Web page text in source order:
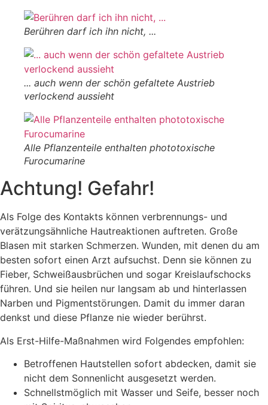
Berühren darf ich ihn nicht, ...
... auch wenn der schön gefaltete Austrieb
verlockend aussieht
Alle Pflanzenteile enthalten phototoxische
Furocumarine
Achtung! Gefahr!
Als Folge des Kontakts können verbrennungs- und
verätzungsähnliche Hautreaktionen auftreten. Große
Blasen mit starken Schmerzen. Wunden, mit denen du am
besten sofort einen Arzt aufsuchst. Denn sie können zu
Fieber, Schweißausbrüchen und sogar Kreislaufschocks
führen. Und sie heilen nur langsam ab und hinterlassen
Narben und Pigmentstörungen. Damit du immer daran
denkst und diese Pflanze nie wieder berührst.
Als Erst-Hilfe-Maßnahmen wird Folgendes empfohlen:
Betroffenen Hautstellen sofort abdecken, damit sie
nicht dem Sonnenlicht ausgesetzt werden.
Schnellstmöglich mit Wasser und Seife, besser noch